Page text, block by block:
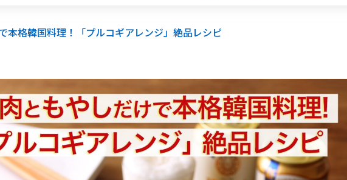
本格韓国料理！「プルコギアレンジ」絶品レシピ